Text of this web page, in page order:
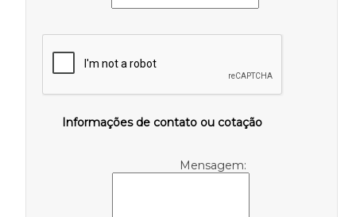
Informações de contato ou cotação
Mensagem: